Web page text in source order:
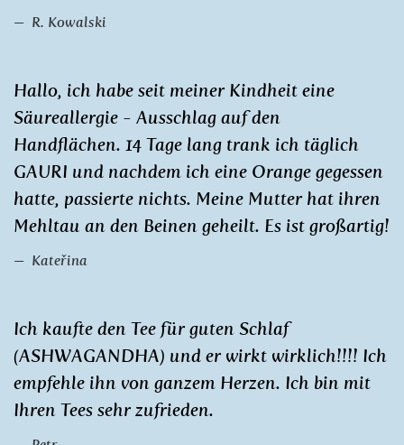
R. Kowalski
Hallo, ich habe seit meiner Kindheit eine
Säureallergie - Ausschlag auf den
Handflächen. 14 Tage lang trank ich täglich
GAURI und nachdem ich eine Orange gegessen
hatte, passierte nichts. Meine Mutter hat ihren
Mehltau an den Beinen geheilt. Es ist großartig!
Kateřina
Ich kaufte den Tee für guten Schlaf
(ASHWAGANDHA) und er wirkt wirklich!!!! Ich
empfehle ihn von ganzem Herzen. Ich bin mit
Ihren Tees sehr zufrieden.